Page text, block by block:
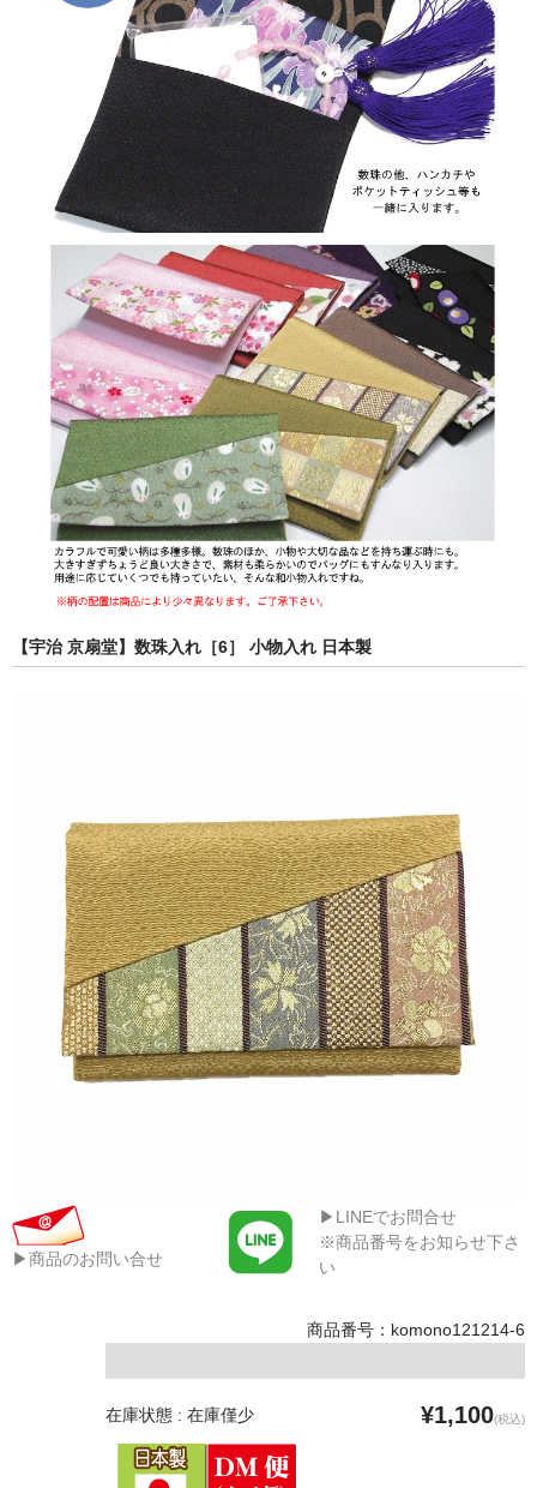
【宇治 京扇堂】数珠入れ［6］ 小物入れ 日本製
▶商品のお問い合せ
▶LINEでお問合せ
※商品番号をお知らせ下さ
い
商品番号：komono121214-6
在庫状態 : 在庫僅少 ¥1,100(税込)